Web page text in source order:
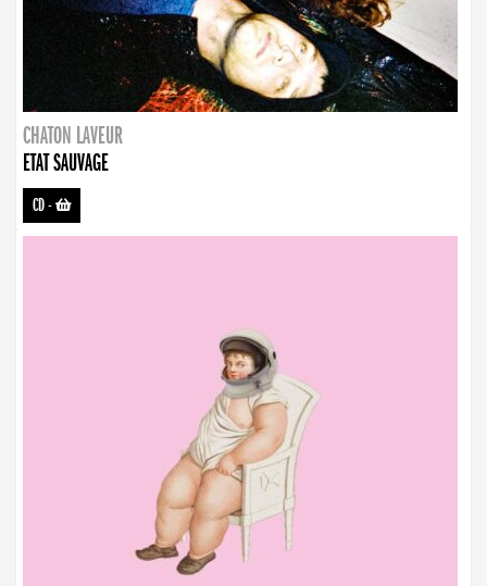
CHATON LAVEUR
ETAT SAUVAGE
CD-